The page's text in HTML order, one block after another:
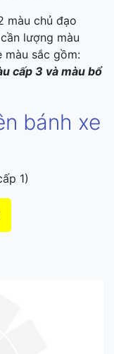
màu chủ đạo
lượng màu
màu sắc gồm:
cấp 3 và màu bổ
bánh xe
1)